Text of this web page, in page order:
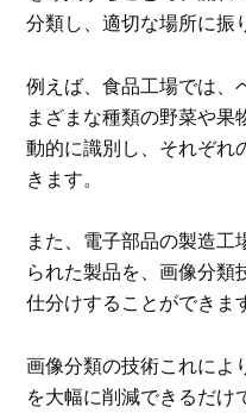
分類し、適切な場所に振
例えば、食品工場では、
まざまな種類の野菜や果
動的に識別し、それぞれ
きます。
また、電子部品の製造工
られた製品を、画像分
仕分けすることができま
画像分類の技術これによ
を大幅に削減できるだけ